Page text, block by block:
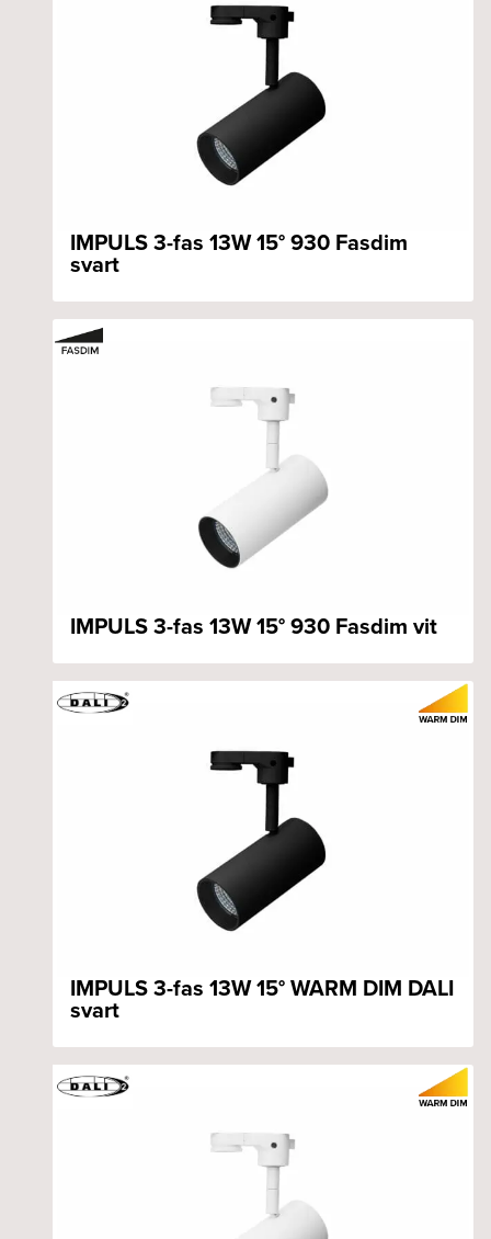
IMPULS 3-fas 13W 15° 930 Fasdim
svart
IMPULS 3-fas 13W 15° 930 Fasdim vit
IMPULS 3-fas 13W 15° WARM DIM DALI
svart